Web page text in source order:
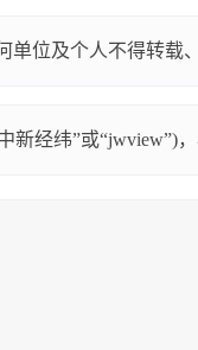
位及个人不得转载
经纬”或“jwview”)